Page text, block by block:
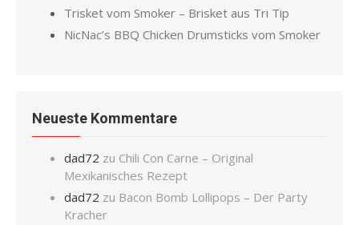
Trisket vom Smoker – Brisket aus Tri Tip
NicNac’s BBQ Chicken Drumsticks vom Smoker
Neueste Kommentare
dad72 zu Chili Con Carne – Original
Mexikanisches Rezept
dad72 zu Bacon Bomb Lollipops – Der Party
Kracher